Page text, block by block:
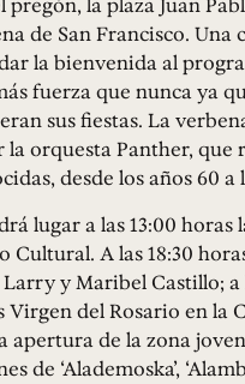
de San Francisco.
la bienvenida al
fuerza que nunca ya
sus fiestas. La
orquesta Panther,
desde los años 60 a
lugar a las 13:00
Cultural. A las 18:30
y Maribel Castillo; a
Virgen del Rosario en la
apertura de la zona
de ‘Alademoska’,